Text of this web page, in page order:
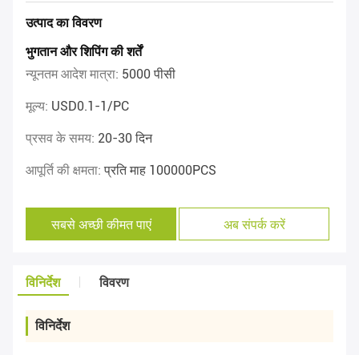
उत्पाद का विवरण
भुगतान और शिपिंग की शर्तें
न्यूनतम आदेश मात्रा: 5000 पीसी
मूल्य: USD0.1-1/PC
प्रसव के समय: 20-30 दिन
आपूर्ति की क्षमता:प्रति माह 100000PCS
सबसे अच्छी कीमत पाएं अब संपर्क करें
विनिर्देश विवरण
विनिर्देश